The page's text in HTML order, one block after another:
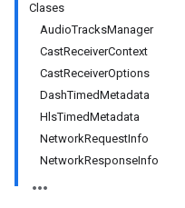
Clases
AudioTracksManager
CastReceiverContext
CastReceiverOptions
DashTimedMetadata
HlsTimedMetadata
NetworkRequestInfo
NetworkResponseInfo